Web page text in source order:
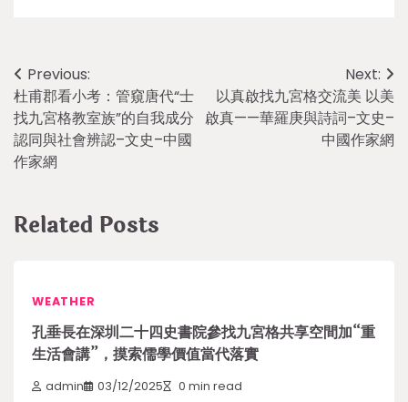
Post
navigation
Previous:
杜甫郡看小考：管窺唐代“士
找九宮格教室族”的自我成分
認同與社會辨認–文史–中國
作家網
Next:
以真啟找九宮格交流美 以美
啟真——華羅庚與詩詞–文史–
中國作家網
Related Posts
WEATHER
孔垂長在深圳二十四史書院參找九宮格共享空間加“重
生活會講”，摸索儒學價值當代落實
admin 03/12/2025 0 min read